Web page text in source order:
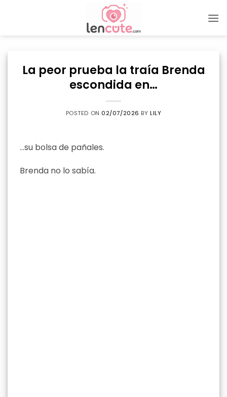
La peor prueba la traía Brenda
escondida en…
POSTED ON 02/07/2026 BYLILY
…su bolsa de pañales.
Brenda no lo sabía.